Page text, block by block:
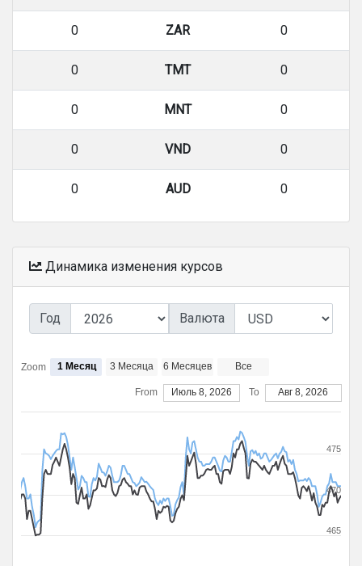
0 ZAR 0
0 TMT 0
0 MNT 0
0 VND 0
0 AUD 0
Динамика изменения курсов
Год Валюта
Zoom 1 Месяц 3 Месяца 6 Месяцев Все
From Июль 8, 2026 To Авг 8, 2026
465
470
475